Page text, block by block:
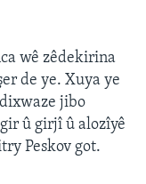
wê zêdekirina
de ye. Xuya ye
jibo
û girjî û alozîyê
Peskov got.